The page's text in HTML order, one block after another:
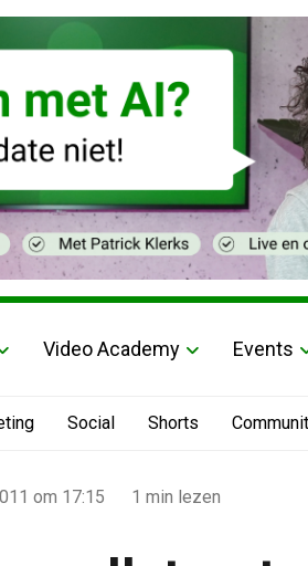
Video Academy Events
Social Shorts
om 17:15 1 min lezen